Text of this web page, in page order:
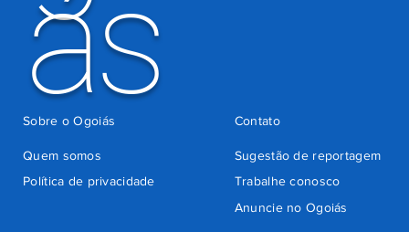
ás
Quem somos
Sugestão de reportagem
Trabalhe conosco
Política de privacidade
Anuncie no Ogoiás
Contato
Sobre o Ogoiás